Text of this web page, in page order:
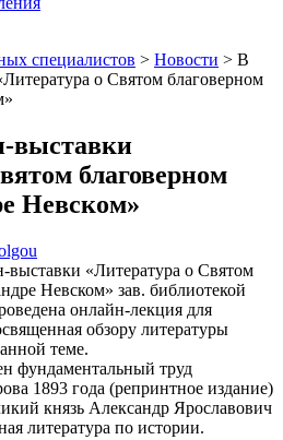
специалистов > Новости > В
о Святом благоверном
выставки
благоверном
Невском»
выставки «Литература о Святом
Невском» зав. библиотекой
онлайн-лекция для
обзору литературы
теме.
фундаментальный труд
1893 года (репринтное издание)
князь Александр Ярославович
литература по истории.